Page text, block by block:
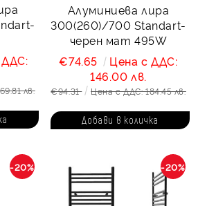
лв.
Алуминиева лира
300(260)/700 Standart-
черен мат 495W
€74.65
Цена с ДДС:
146.00 лв.
€94.31 Цена с ДДС: 184.45 лв.
-20% -20%